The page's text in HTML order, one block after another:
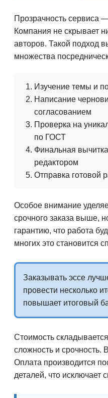
Прозрачность сервиса
Компания не скрывает
авторов. Такой подход
множества
Изучение темы и
Написание
согласованием
Проверка на
по ГОСТ
Финальная
редактором
Отправка готовой
Особое внимание
срочного заказа выше,
гарантию, что работа
многих это становится
Заказывать эссе
провести несколько
повышает итоговый
Стоимость
сложность и срочность.
Оплата производится
деталей, что исключает